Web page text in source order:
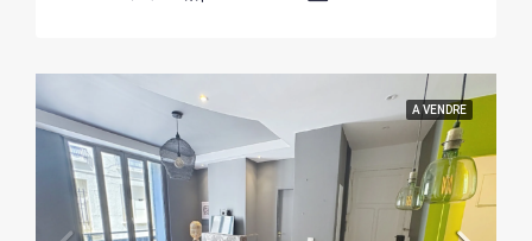
A VENDRE